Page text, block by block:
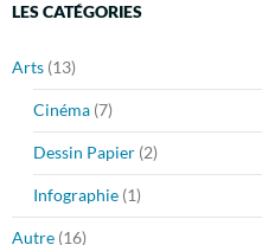
LES CATÉGORIES
Arts (13)
Cinéma (7)
Dessin Papier (2)
Infographie (1)
Autre (16)